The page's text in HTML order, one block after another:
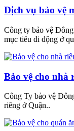
Dịch vụ bảo vệ
Công ty bảo vệ
mục tiêu di động ở
Bảo vệ cho nhà
Công Ty bảo vệ
riêng ở Quận..